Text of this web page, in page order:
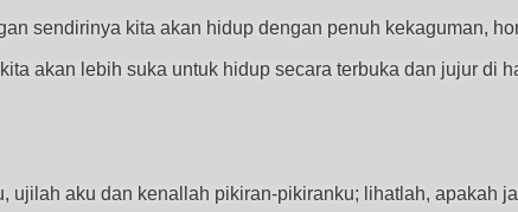
sendirinya kita akan hidup dengan penuh kekaguman,
akan lebih suka untuk hidup secara terbuka dan jujur di
ujilah aku dan kenallah pikiran-pikiranku; lihatlah, apakah